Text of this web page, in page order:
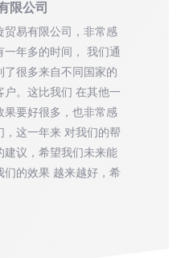
限公司
贸易有限公司，非常感
年多的时间， 我们通
很多来自不同国家的
。这比我们 在其他一
果要好很多，也非常感
，这一年来 对我们的帮
建议，希望我们未来能
的效果 越来越好，希